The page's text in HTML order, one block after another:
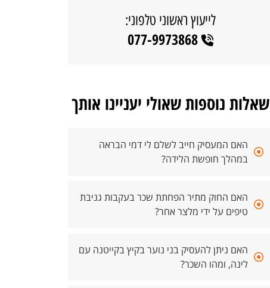
לייעוץ ראשוני טלפוני:
077-9973868
שאלות נוספות שאולי יעניינו אותך
האם המעסיק חייב לשלם לי דמי הבראה
במהלך חופשת הלידה?
האם החוק מתיר הפחתת שכר בעקבות גניבת
טיפים על ידי מלצר אחר?
האם ניתן להעסיק בני נוער בקיץ בקייטנה עם
לינה, ומהו השכר?